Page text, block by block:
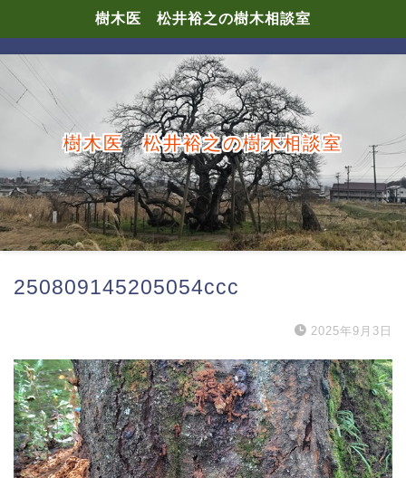
樹木医 松井裕之の樹木相談室
樹木医 松井裕之の樹木相談室
250809145205054ccc
2025年9月3日